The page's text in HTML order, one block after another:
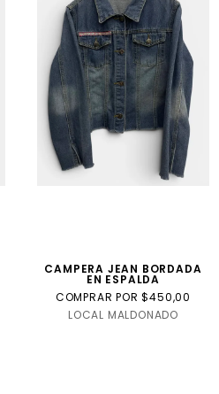
CAMPERA JEAN BORDADA
EN ESPALDA
COMPRAR POR $450,00
LOCAL MALDONADO